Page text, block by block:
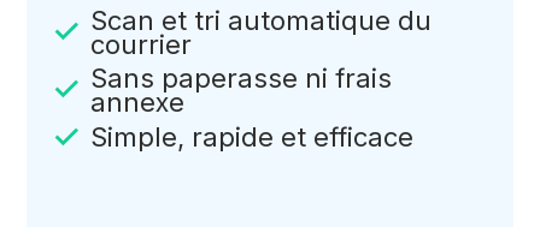
Scan et tri automatique du
courrier
Sans paperasse ni frais
annexe
Simple, rapide et efficace